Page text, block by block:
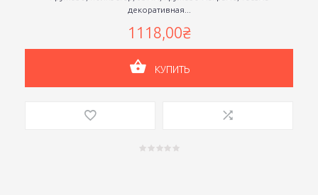
декоративная...
1118,00₴
КУПИТЬ